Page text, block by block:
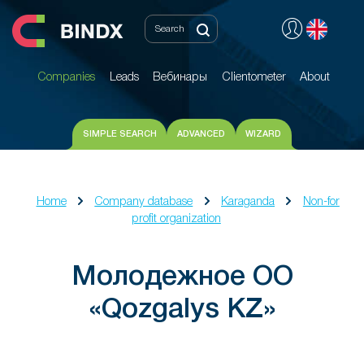
Companies Leads Вебинары Clientometer About
Companies Leads Вебинары Clientometer About
SIMPLE SEARCH ADVANCED WIZARD
Home Company database Karaganda
Non-for
profit organization
Молодежное ОО
«Qozgalys KZ»